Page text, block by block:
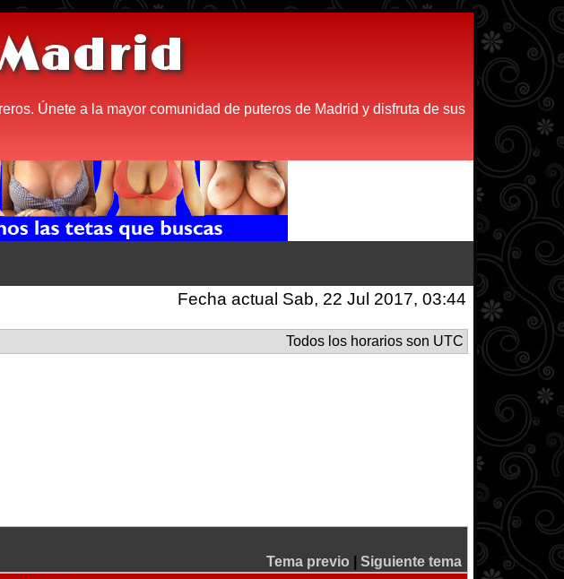
Únete a la mayor comunidad de puteros de Madrid y disfruta de sus
Fecha actual Sab, 22 Jul 2017, 03:44
Todos los horarios son UTC
Tema previo
Siguiente tema